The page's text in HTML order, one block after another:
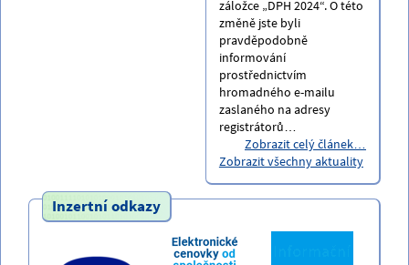
záložce „DPH 2024“. O této
změně jste byli
pravděpodobně
informování
prostřednictvím
hromadného e-mailu
zaslaného na adresy
registrátorů…
Zobrazit celý článek…
Zobrazit všechny aktuality
Inzertní odkazy